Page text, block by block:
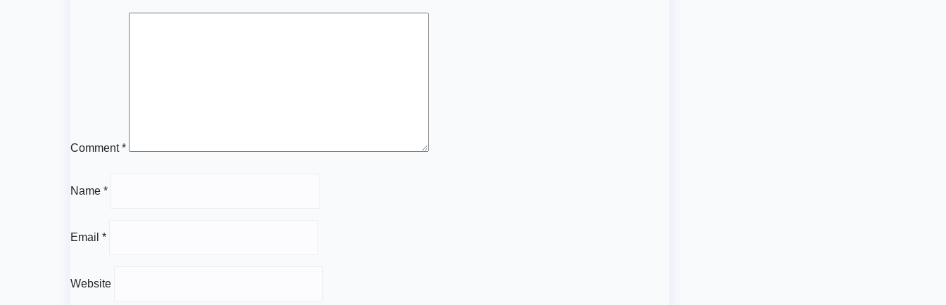
Comment*
Name *
Email *
Website